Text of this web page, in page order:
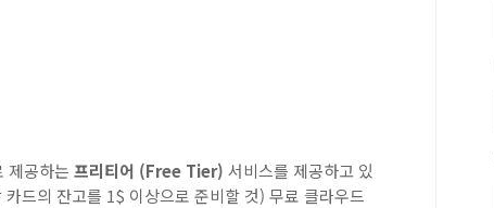
제공하는 프리티어 (Free Tier) 서비스를 제공하고 있
드의 잔고를 1$ 이상으로 준비할 것) 무료 클라우드